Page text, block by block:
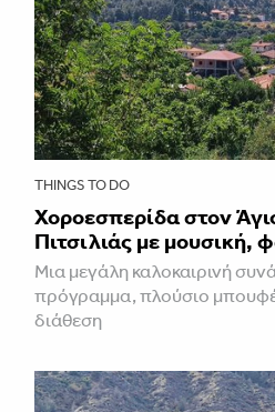
THINGS TO DO
Χοροεσπερίδα στον
Πιτσιλιάς με μουσική,
Μια μεγάλη καλοκαιρινή
πρόγραμμα, πλούσιο μπουφέ
διάθεση